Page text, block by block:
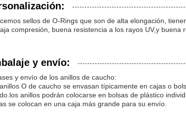
sellos de O-Rings que son de alta elongación,
compresión, buena resistencia a los rayos UV,y buena
y envío:
y envío de los anillos de caucho:
O de caucho se envasan típicamente en cajas o
anillos podrán colocarse en bolsas de plástico
se colocan en una caja más grande para su envío.